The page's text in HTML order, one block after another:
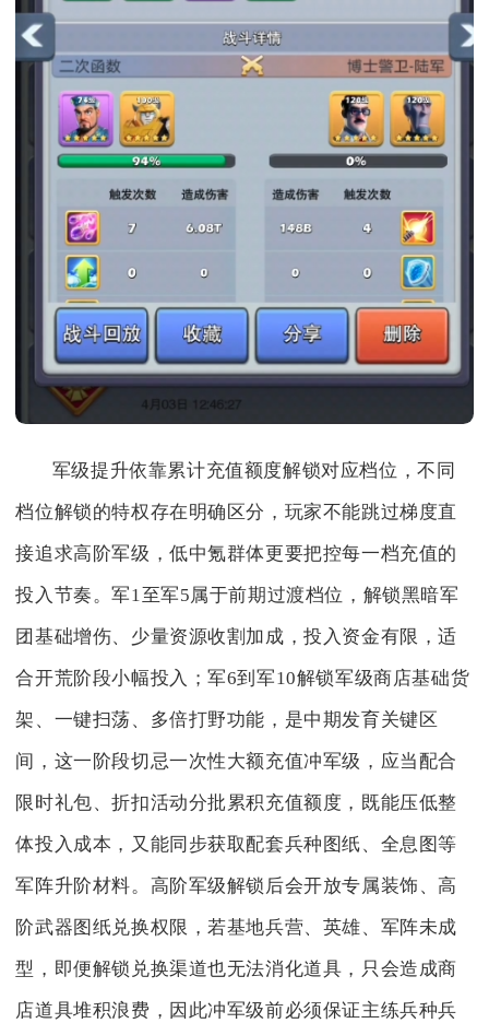
军级提升依靠累计充值额度解锁对应档位，不同
档位解锁的特权存在明确区分，玩家不能跳过梯度直
接追求高阶军级，低中氪群体更要把控每一档充值的
投入节奏。军1至军5属于前期过渡档位，解锁黑暗军
团基础增伤、少量资源收割加成，投入资金有限，适
合开荒阶段小幅投入；军6到军10解锁军级商店基础货
架、一键扫荡、多倍打野功能，是中期发育关键区
间，这一阶段切忌一次性大额充值冲军级，应当配合
限时礼包、折扣活动分批累积充值额度，既能压低整
体投入成本，又能同步获取配套兵种图纸、全息图等
军阵升阶材料。高阶军级解锁后会开放专属装饰、高
阶武器图纸兑换权限，若基地兵营、英雄、军阵未成
型，即便解锁兑换渠道也无法消化道具，只会造成商
店道具堆积浪费，因此冲军级前必须保证主练兵种兵